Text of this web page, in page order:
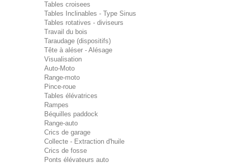
Tables croisees
Tables Inclinables - Type Sinus
Tables rotatives - diviseurs
Travail du bois
Taraudage (dispositifs)
Tête à aléser - Alésage
Visualisation
Auto-Moto
Range-moto
Pince-roue
Tables élévatrices
Rampes
Béquilles paddock
Range-auto
Crics de garage
Collecte - Extraction d'huile
Crics de fosse
Ponts élévateurs auto